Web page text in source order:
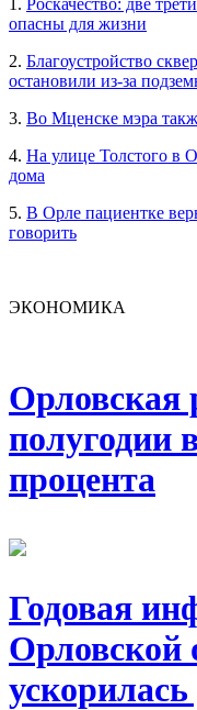
опасны для жизни
2. Благоустройство
остановили из-за
3. Во Мценске мэра
4. На улице Толстого в
дома
5. В Орле пациентке
говорить
ЭКОНОМИКА
Орловская
полугодии
процента
Годовая
Орловской